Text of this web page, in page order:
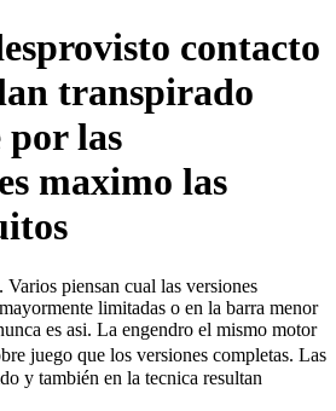
contacto
transpirado
por las
maximo las
piensan cual las versiones
limitadas o en la barra menor
es asi. La engendro el mismo motor
juego que los versiones completas. Las
y también en la tecnica resultan